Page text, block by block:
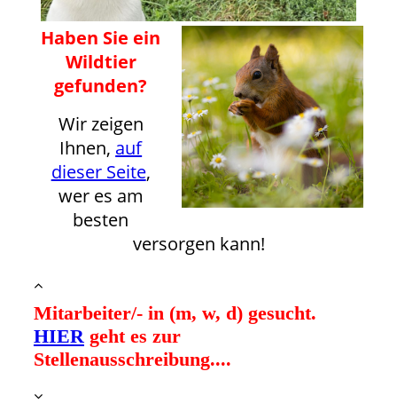
Haben Sie ein
Wildtier
gefunden?
Wir zeigen
Ihnen, auf
dieser Seite,
wer es am
besten
versorgen kann!
Mitarbeiter/- in (m, w, d) gesucht.
HIER geht es zur
Stellenausschreibung....